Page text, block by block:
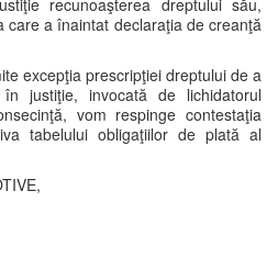
recunoaşterea dreptului său,
care a înaintat declaraţia de creanţă
excepţia prescripţiei dreptului de a
justiţie, invocată de lichidatorul
vom respinge contestaţia
tabelului obligaţiilor de plată al